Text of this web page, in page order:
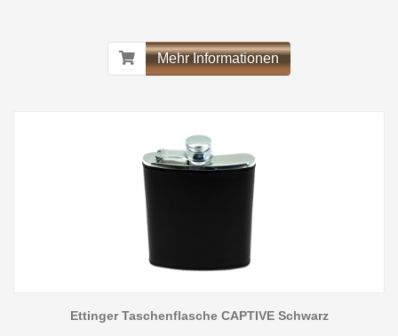
Mehr Informationen
Ettinger Taschenflasche CAPTIVE Schwarz